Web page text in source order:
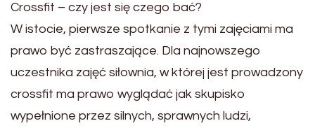
Crossfit – czy jest się czego bać?
W istocie, pierwsze spotkanie z tymi zajęciami ma
prawo być zastraszające. Dla najnowszego
uczestnika zajęć siłownia, w której jest prowadzony
crossfit ma prawo wyglądać jak skupisko
wypełnione przez silnych, sprawnych ludzi,